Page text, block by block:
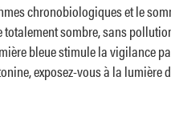
chronobiologiques et le
sombre, sans
bleue stimule la vigilance
exposez-vous à la